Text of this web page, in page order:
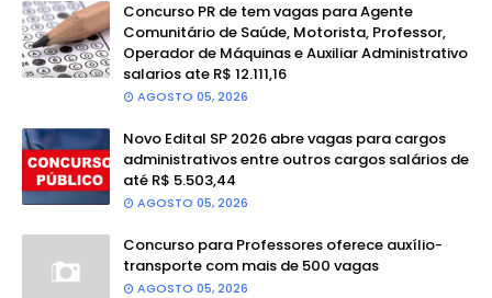
Concurso PR de tem vagas para Agente
Comunitário de Saúde, Motorista, Professor,
Operador de Máquinas e Auxiliar Administrativo
salarios ate R$ 12.111,16
AGOSTO 05, 2026
Novo Edital SP 2026 abre vagas para cargos
administrativos entre outros cargos salários de
até R$ 5.503,44
AGOSTO 05, 2026
Concurso para Professores oferece auxílio-
transporte com mais de 500 vagas
AGOSTO 05, 2026